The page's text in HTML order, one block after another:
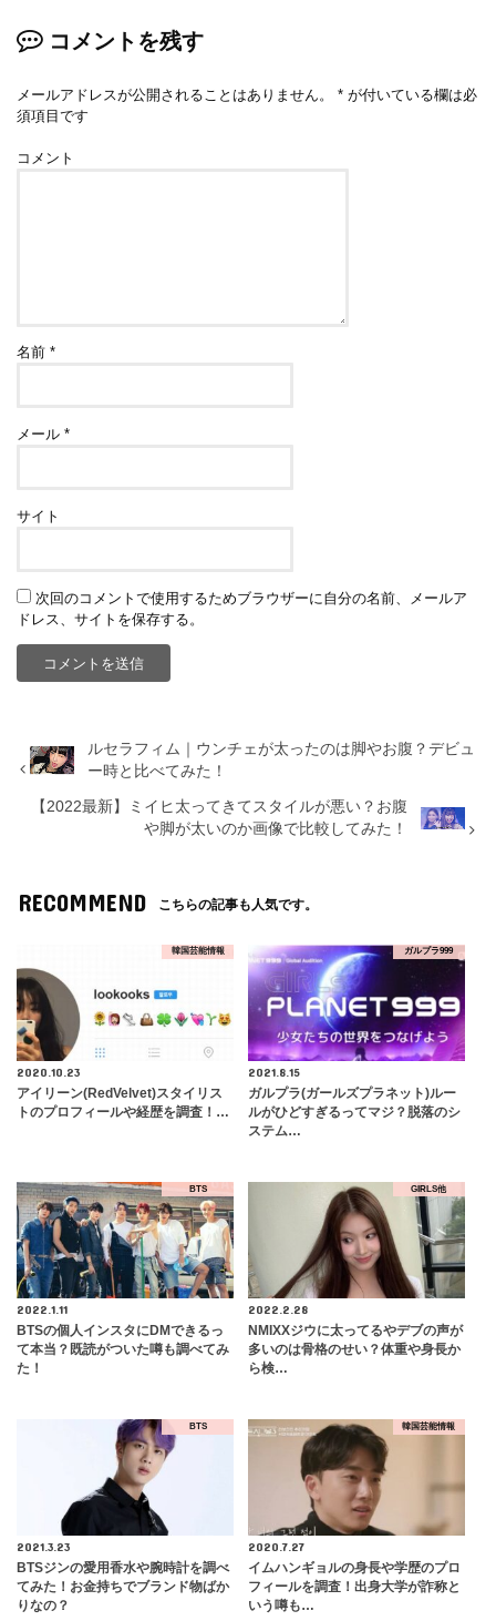
コメントを残す
メールアドレスが公開されることはありません。 * が付いている欄は必
須項目です
コメント
名前*
メール*
サイト
次回のコメントで使用するためブラウザーに自分の名前、メールア
ドレス、サイトを保存する。
ルセラフィム｜ウンチェが太ったのは脚やお腹？デビュ
ー時と比べてみた！
【2022最新】ミイヒ太ってきてスタイルが悪い？お腹
や脚が太いのか画像で比較してみた！
RECOMMEND こちらの記事も人気です。
韓国芸能情報
2020.10.23
アイリーン(RedVelvet)スタイリス
トのプロフィールや経歴を調査！…
ガルプラ999
2021.8.15
ガルプラ(ガールズプラネット)ルー
ルがひどすぎるってマジ？脱落のシ
ステム…
BTS
2022.1.11
BTSの個人インスタにDMできるっ
て本当？既読がついた噂も調べてみ
た！
GIRLS他
2022.2.28
NMIXXジウに太ってるやデブの声が
多いのは骨格のせい？体重や身長か
ら検…
BTS
2021.3.23
BTSジンの愛用香水や腕時計を調べ
てみた！お金持ちでブランド物ばか
りなの？
韓国芸能情報
2020.7.27
イムハンギョルの身長や学歴のプロ
フィールを調査！出身大学が詐称と
いう噂も…